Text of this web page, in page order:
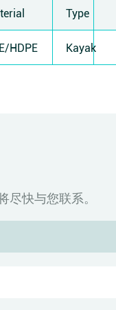
Type
HDPE Kayak
快与您联系。